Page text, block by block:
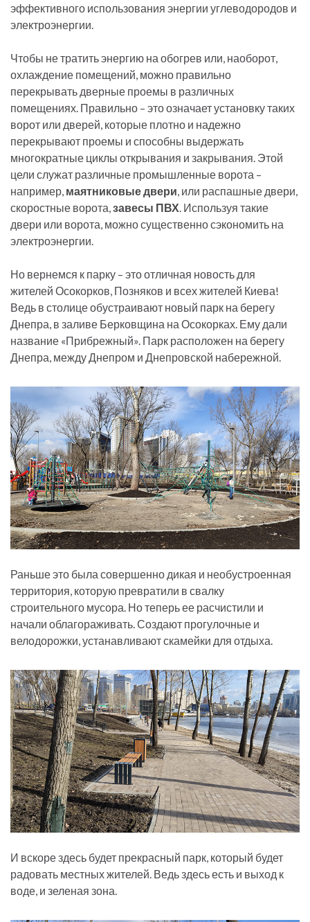
эффективного использования энергии углеводородов и
электроэнергии.
Чтобы не тратить энергию на обогрев или, наоборот,
охлаждение помещений, можно правильно
перекрывать дверные проемы в различных
помещениях. Правильно – это означает установку таких
ворот или дверей, которые плотно и надежно
перекрывают проемы и способны выдержать
многократные циклы открывания и закрывания. Этой
цели служат различные промышленные ворота –
например, маятниковые двери, или распашные двери,
скоростные ворота,завесы ПВХ. Используя такие
двери или ворота, можно существенно сэкономить на
электроэнергии.
Но вернемся к парку – это отличная новость для
жителей Осокорков, Позняков и всех жителей Киева!
Ведь в столице обустраивают новый парк на берегу
Днепра, в заливе Берковщина на Осокорках. Ему дали
название «Прибрежный». Парк расположен на берегу
Днепра, между Днепром и Днепровской набережной.
Раньше это была совершенно дикая и необустроенная
территория, которую превратили в свалку
строительного мусора. Но теперь ее расчистили и
начали облагораживать. Создают прогулочные и
велодорожки, устанавливают скамейки для отдыха.
И вскоре здесь будет прекрасный парк, который будет
радовать местных жителей. Ведь здесь есть и выход к
воде, и зеленая зона.